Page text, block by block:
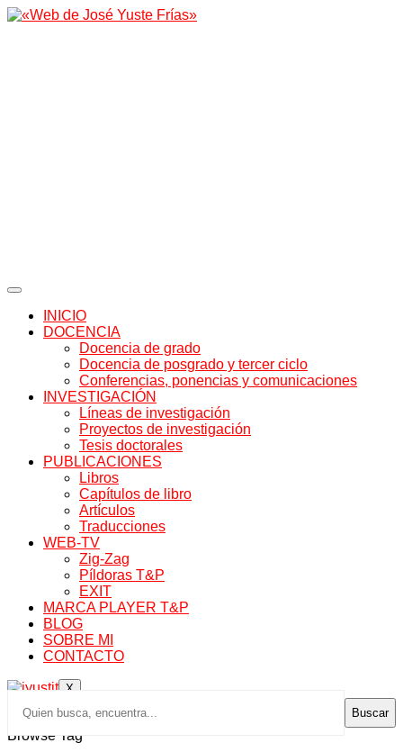
INICIO
DOCENCIA
Docencia de grado
Docencia de posgrado y tercer ciclo
Conferencias, ponencias y comunicaciones
INVESTIGACIÓN
Líneas de investigación
Proyectos de investigación
Tesis doctorales
PUBLICACIONES
Libros
Capítulos de libro
Artículos
Traducciones
WEB-TV
Zig-Zag
Píldoras T&P
EXIT
MARCA PLAYER T&P
BLOG
SOBRE MI
CONTACTO
X
Buscar
Browse Tag